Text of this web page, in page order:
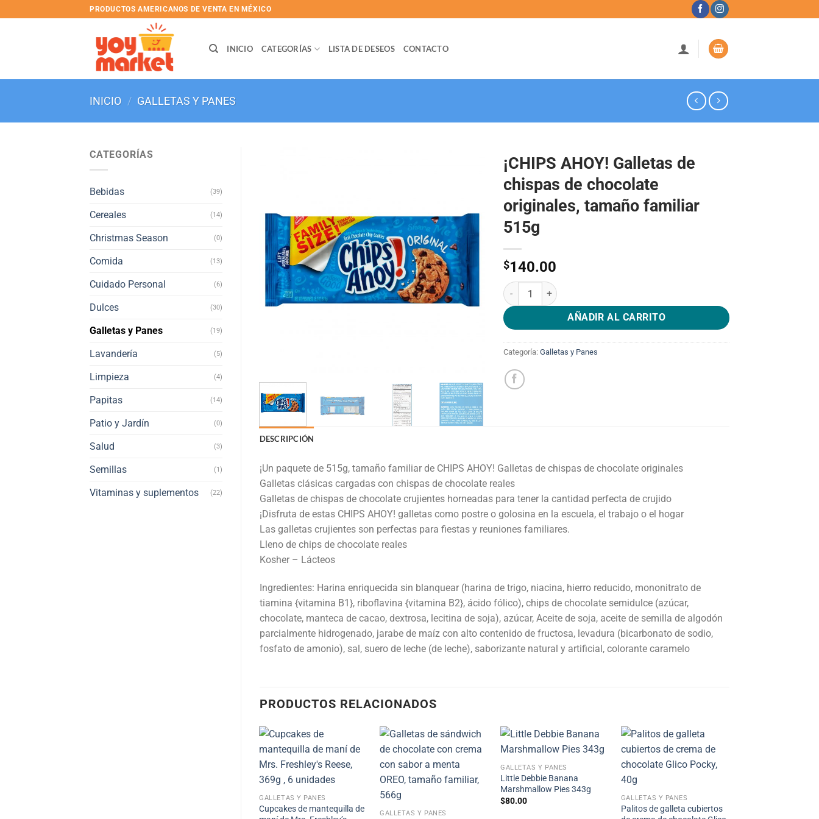
to
PRODUCTOS AMERICANOS DE VENTA EN MÉXICO
INICIO CATEGORÍAS LISTA DE DESEOS CONTACTO
INICIO / GALLETAS Y PANES
CATEGORÍAS
Bebidas (39)
Cereales (14)
Christmas Season (0)
Comida (13)
Cuidado Personal (6)
Dulces (30)
Galletas y Panes (19)
Lavandería (5)
Limpieza (4)
Papitas (14)
Patio y Jardín (0)
Salud (3)
Semillas (1)
Vitaminas y suplementos (22)
¡CHIPS AHOY! Galletas de
chispas de chocolate
originales, tamaño familiar
515g
$140.00
¡CHIPS AHOY! Galletas de chispas de chocolate originales, tamaño familiar 515g
AÑADIR AL CARRITO
Categoría:Galletas y Panes
DESCRIPCIÓN
¡Un paquete de 515g, tamaño familiar de CHIPS AHOY! Galletas de chispas de chocolate originales
Galletas clásicas cargadas con chispas de chocolate reales
Galletas de chispas de chocolate crujientes horneadas para tener la cantidad perfecta de crujido
¡Disfruta de estas CHIPS AHOY! galletas como postre o golosina en la escuela, el trabajo o el hogar
Las galletas crujientes son perfectas para fiestas y reuniones familiares.
Lleno de chips de chocolate reales
Kosher – Lácteos
Ingredientes: Harina enriquecida sin blanquear (harina de trigo, niacina, hierro reducido, mononitrato de
tiamina {vitamina B1}, riboflavina {vitamina B2}, ácido fólico), chips de chocolate semidulce (azúcar,
chocolate, manteca de cacao, dextrosa, lecitina de soja), azúcar, Aceite de soja, aceite de semilla de algodón
parcialmente hidrogenado, jarabe de maíz con alto contenido de fructosa, levadura (bicarbonato de sodio,
fosfato de amonio), sal, suero de leche (de leche), saborizante natural y artificial, colorante caramelo
PRODUCTOS RELACIONADOS
GALLETAS Y PANES
Cupcakes de mantequilla de
GALLETAS Y PANES
GALLETAS Y PANES
Little Debbie Banana
Marshmallow Pies 343g
$80.00 GALLETAS Y PANES
Palitos de galleta cubiertos